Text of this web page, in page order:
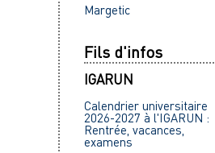
Margetic
Fils d'infos
IGARUN
Calendrier universitaire
2026-2027 à l'IGARUN :
Rentrée, vacances,
examens